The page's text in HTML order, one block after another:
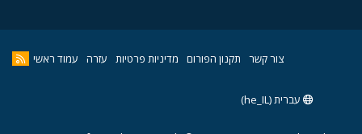
צור קשר תקנון הפורום מדיניות פרטיות עזרה עמוד ראשי
עברית (he_IL)